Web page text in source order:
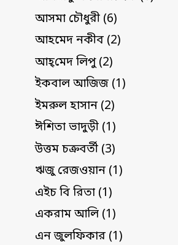
আসমা চৌধুরী (6)
আহমেদ নকীব (2)
আহ্‌মেদ লিপু (2)
ইকবাল আজিজ (1)
ইমরুল হাসান (2)
ঈশিতা ভাদুড়ী (1)
উত্তম চক্রবর্তী (3)
ঋজু রেজওয়ান (1)
এইচ বি রিতা (1)
একরাম আলি (1)
এন জুলফিকার (1)